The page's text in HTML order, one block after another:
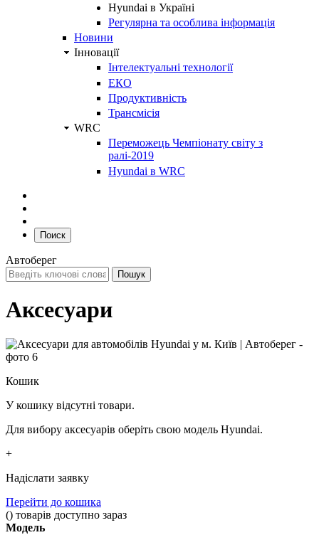
Hyundai в Україні
Регулярна та особлива інформація
Новини
Інновації
Інтелектуальні технології
ЕКО
Продуктивність
Трансмісія
WRC
Переможець Чемпіонату світу з
ралі-2019
Hyundai в WRC
Поиск
Автоберег
Аксесуари
Кошик
У кошику відсутні товари.
Для вибору аксесуарів оберіть свою модель Hyundai.
+
Надіслати заявку
Перейти до кошика
() товарів доступно зараз
Модель